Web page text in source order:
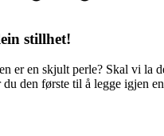
stillhet!
er en skjult perle? Skal vi la
den første til å legge igjen